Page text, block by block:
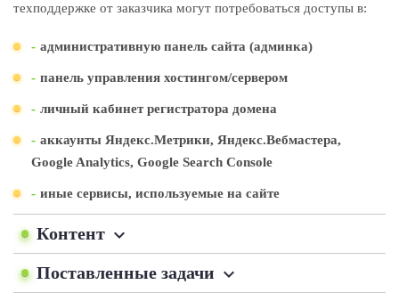
техподдержке от заказчика могут потребоваться доступы в:
- административную панель сайта (админка)
- панель управления хостингом/сервером
- личный кабинет регистратора домена
- аккаунты Яндекс.Метрики, Яндекс.Вебмастера,
Google Analytics, Google Search Console
- иные сервисы, используемые на сайте
Контент
Поставленные задачи